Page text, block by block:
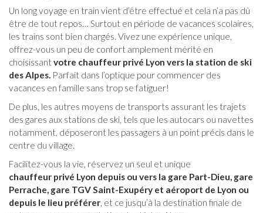
Un long voyage en train vient d’être effectué et cela n’a pas dû
être de tout repos… Surtout en période de vacances scolaires,
les trains sont bien chargés. Vivez une expérience unique,
offrez-vous un peu de confort amplement mérité en
choisissantvotre chauffeur privé Lyon vers la station de ski
des Alpes. Parfait dans l’optique pour commencer des
vacances en famille sans trop se fatiguer!
De plus, les autres moyens de transports assurant les trajets
des gares aux stations de ski, tels que les autocars ou navettes
notamment, déposeront les passagers à un point précis dans le
centre du village.
Facilitez-vous la vie, réservez un seul et unique
chauffeur privé Lyon depuis ou vers la gare Part-Dieu, gare
Perrache, gare TGV Saint-Exupéry et aéroport de Lyon ou
depuis le lieu préférer, et ce jusqu’à la destination finale de